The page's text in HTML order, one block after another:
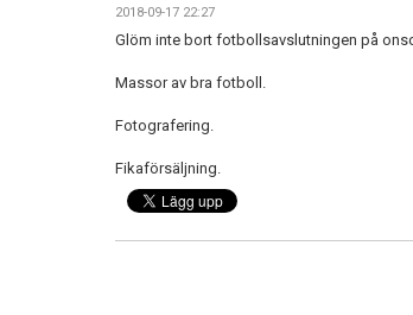
2018-09-17 22:27
Glöm inte bort fotbollsavslutningen på
Massor av bra fotboll.
Fotografering.
Fikaförsäljning.